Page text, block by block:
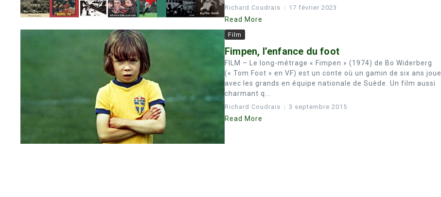
Richard Coudrais 17 février 2023
Read More
Film
Fimpen, l’enfance du foot
FILM – Le long-métrage « Fimpen » (1974) de Bo Widerberg
(« Tom Foot » en VF) est un conte où un gamin de six ans joue
avec les grands en équipe nationale de Suède. Un film aussi
charmant q...
Richard Coudrais 3 septembre 2015
Read More